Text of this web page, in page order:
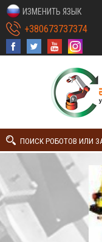
ИЗМЕНИТЬ ЯЗЫК
+380673737374
ПОИСК РОБОТОВ ИЛИ